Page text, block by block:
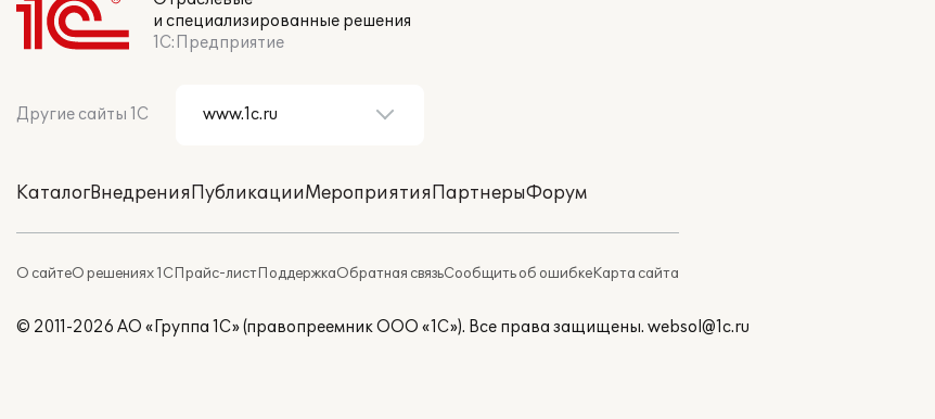
и специализированные решения
1С:Предприятие
Другие сайты 1С
КаталогВнедренияПубликацииМероприятияПартнерыФорум
О сайтеО решениях 1СПрайс-листПоддержкаОбратная связьСообщить об ошибкеКарта сайта
© 2011-2026 АО «Группа 1С» (правопреемник ООО «1С»). Все права защищены. websol@1c.ru